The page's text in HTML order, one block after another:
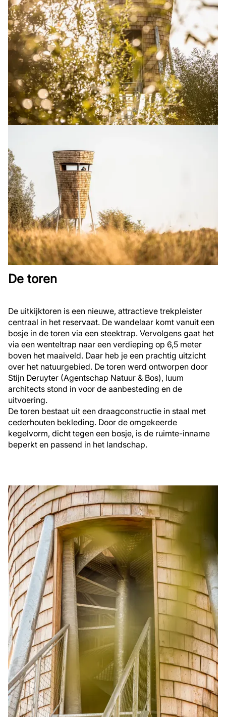
De toren
De uitkijktoren is een nieuwe, attractieve trekpleister
centraal in het reservaat. De wandelaar komt vanuit een
bosje in de toren via een steektrap. Vervolgens gaat het
via een wenteltrap naar een verdieping op 6,5 meter
boven het maaiveld. Daar heb je een prachtig uitzicht
over het natuurgebied. De toren werd ontworpen door
Stijn Deruyter (Agentschap Natuur & Bos), luum
architects stond in voor de aanbesteding en de
uitvoering.
De toren bestaat uit een draagconstructie in staal met
cederhouten bekleding. Door de omgekeerde
kegelvorm, dicht tegen een bosje, is de ruimte-inname
beperkt en passend in het landschap.